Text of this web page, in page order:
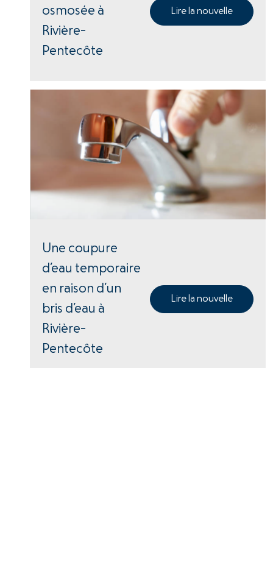
osmosée à
Rivière-
Pentecôte
Lire la nouvelle
Une coupure
d’eau temporaire
en raison d’un
bris d’eau à
Rivière-
Pentecôte
Lire la nouvelle